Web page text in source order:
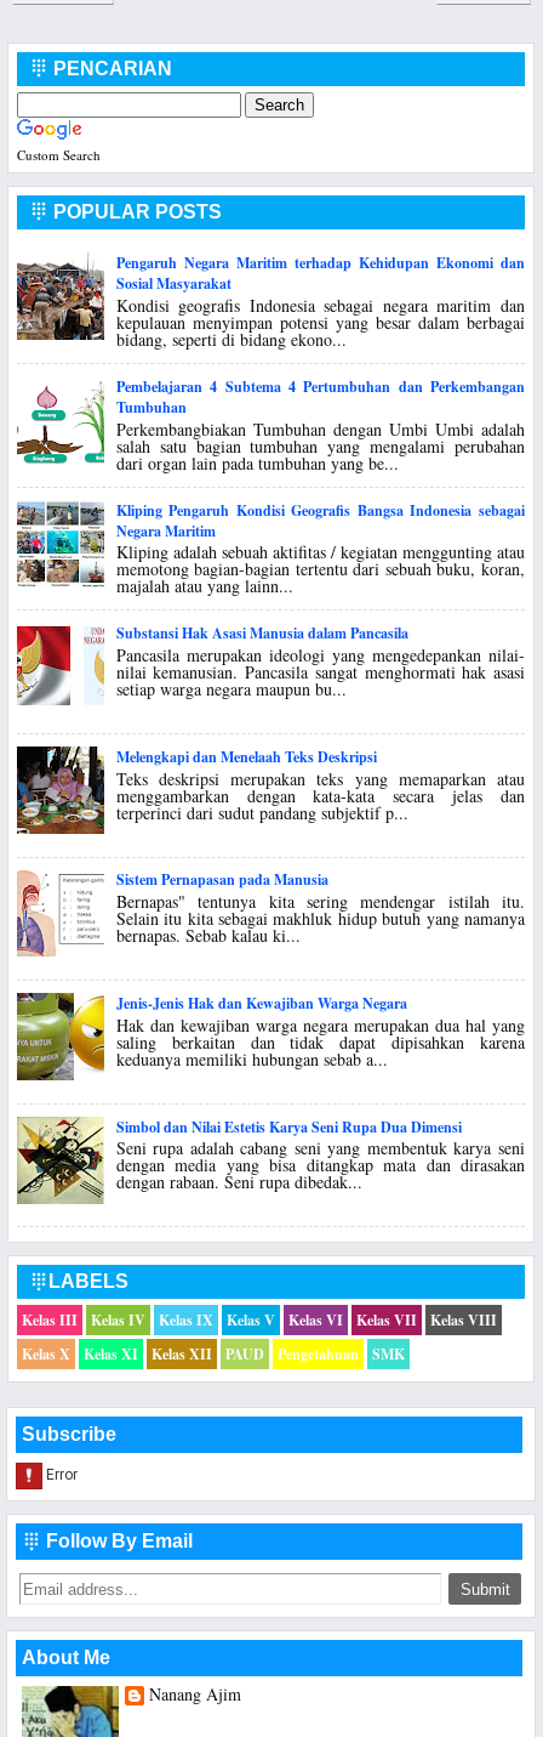
 PENCARIAN
Custom Search
 POPULAR POSTS
Pengaruh Negara Maritim terhadap Kehidupan Ekonomi dan
Sosial Masyarakat
Kondisi geografis Indonesia sebagai negara maritim dan
kepulauan menyimpan potensi yang besar dalam berbagai
bidang, seperti di bidang ekono...
Pembelajaran 4 Subtema 4 Pertumbuhan dan Perkembangan
Tumbuhan
Perkembangbiakan Tumbuhan dengan Umbi Umbi adalah
salah satu bagian tumbuhan yang mengalami perubahan
dari organ lain pada tumbuhan yang be...
Kliping Pengaruh Kondisi Geografis Bangsa Indonesia sebagai
Negara Maritim
Kliping adalah sebuah aktifitas / kegiatan menggunting atau
memotong bagian-bagian tertentu dari sebuah buku, koran,
majalah atau yang lainn...
Substansi Hak Asasi Manusia dalam Pancasila
Pancasila merupakan ideologi yang mengedepankan nilai-
nilai kemanusian. Pancasila sangat menghormati hak asasi
setiap warga negara maupun bu...
Melengkapi dan Menelaah Teks Deskripsi
Teks deskripsi merupakan teks yang memaparkan atau
menggambarkan dengan kata-kata secara jelas dan
terperinci dari sudut pandang subjektif p...
Sistem Pernapasan pada Manusia
Bernapas" tentunya kita sering mendengar istilah itu.
Selain itu kita sebagai makhluk hidup butuh yang namanya
bernapas. Sebab kalau ki...
Jenis-Jenis Hak dan Kewajiban Warga Negara
Hak dan kewajiban warga negara merupakan dua hal yang
saling berkaitan dan tidak dapat dipisahkan karena
keduanya memiliki hubungan sebab a...
Simbol dan Nilai Estetis Karya Seni Rupa Dua Dimensi
Seni rupa adalah cabang seni yang membentuk karya seni
dengan media yang bisa ditangkap mata dan dirasakan
dengan rabaan. Seni rupa dibedak...
 LABELS
Kelas III
Kelas IV Kelas IX Kelas V Kelas VI Kelas VII
Kelas VIII
Kelas X
Kelas XI Kelas XII PAUD Pengetahuan SMK
Subscribe
 Follow By Email
About Me
Nanang Ajim